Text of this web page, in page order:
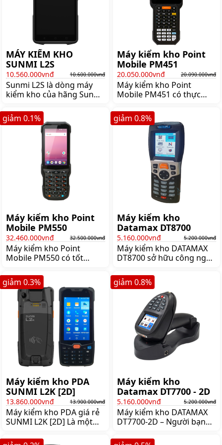
MÁY KIỂM KHO
SUNMI L2S
10.560.000vnđ 10.600.000vnđ
Sunmi L2S là dòng máy
kiểm kho của hãng Sunmi,
đẹp, cấu hình mạnh, thân
thiện người dùng. Mua
máy kiểm kho Sunmi L2S
lên ngay shoppos.vn.
Máy kiểm kho Point
Mobile PM451
20.050.000vnđ 20.090.000vnđ
Máy kiểm kho Point
Mobile PM451 có thực
Quản lý kho luôn là một
trong những hoạt động
quan trọng và nhận được
rất nhiều sự quan tâm của
các nhà quản lý chủ
doanh nghiệp Đặc biệt đối
với các công ty lớn lượng
hàng hóa lưu trữ trong
kho rất lớn và đa dạng
Cùng shoppos tìm hiểu
Máy kiểm kho Point
Mobile PM550
32.460.000vnđ 32.500.000vnđ
Máy kiểm kho Point
Mobile PM550 có tốt
quản lý hàng tồn kho của
cửa hàng thường gặp
nhiều thách thức dễ xảy
ra lỗi tốn nhiều thời gian
và nguồn lực làm tăng
thêm vô số chi phí cho
hoạt động của cửa hàng
Tuy nhiên máy quét mã
vạch quản lý kho có thể
giúp chủ cửa hàng nhân
giảm 0.1%
Máy kiểm kho
Datamax DT8700
5.160.000vnđ 5.200.000vnđ
Máy kiểm kho DATAMAX
DT8700 sở hữu công nghệ
đến từ nhà sản xuất
DATAMAX đó là công nghệ
Bluetooth Wireless 2 4G
Với công nghệ này người
dùng không cần phải lo
lắng mỗi khi di chuyển ra
xa máy chủ mà vẫn có thể
quét thoải mái và chính
xác Đặc
giảm 0.8%
Máy kiểm kho PDA
SUNMI L2K [2D]
13.860.000vnđ 13.900.000vnđ
Máy kiểm kho PDA giá rẻ
SUNMI L2K [2D] Là một
Android có trang bị máy
giảm 0.3%
Máy kiểm kho
Datamax DT7700 - 2D
5.160.000vnđ 5.200.000vnđ
Máy kiểm kho DATAMAX
DT7700-2D – Người bạn
kiểm kho DATAMAX
giảm 0.8%